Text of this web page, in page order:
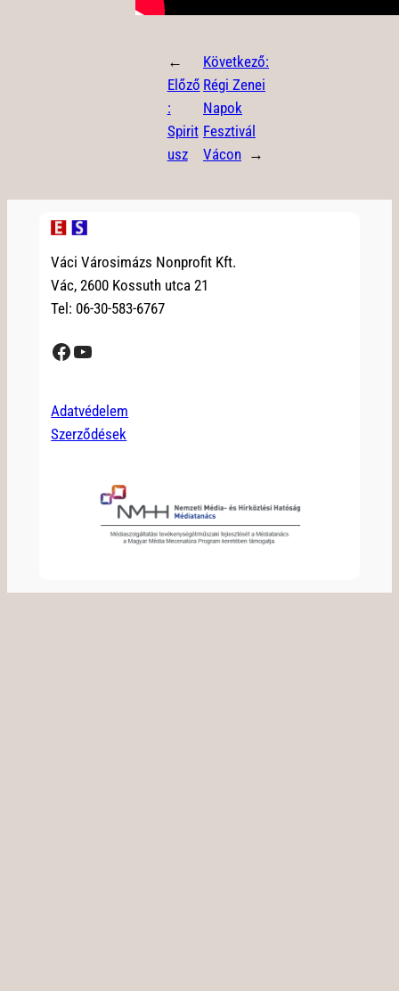
←
Előző
:
Spirit
usz
Következő:
Régi Zenei
Napok
Fesztivál
Vácon →
Váci Városimázs Nonprofit Kft.
Vác, 2600 Kossuth utca 21
Tel: 06-30-583-6767
Facebook YouTube
Adatvédelem
Szerződések